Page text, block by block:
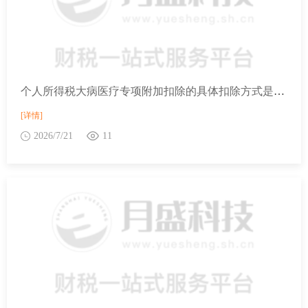
个人所得税大病医疗专项附加扣除的具体扣除方式是如何规定的？
[详情]
2026/7/21 11